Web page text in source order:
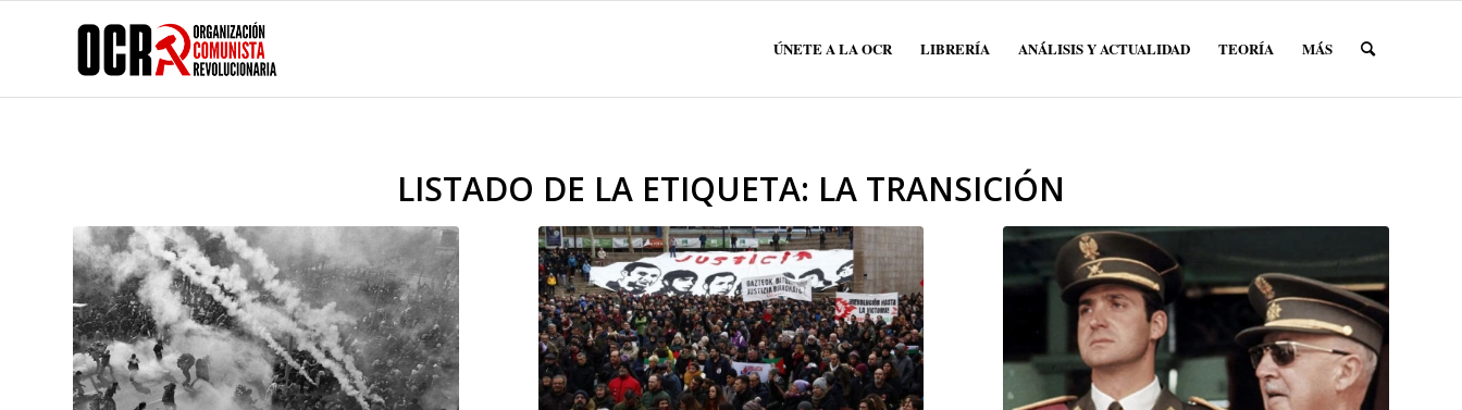
ÚNETE A LA OCR LIBRERÍA ANÁLISIS Y ACTUALIDAD TEORÍA MÁS
LISTADO DE LA ETIQUETA: LA TRANSICIÓN